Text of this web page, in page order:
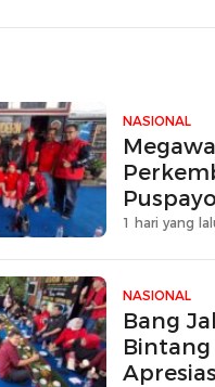
NASIONAL
1 hari yang
NASIONAL
Bang
Bintang